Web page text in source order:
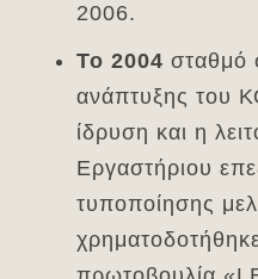
2006.
Το 2004 σταθμό
ανάπτυξης του
ίδρυση και η
Εργαστήριου
τυποποίησης